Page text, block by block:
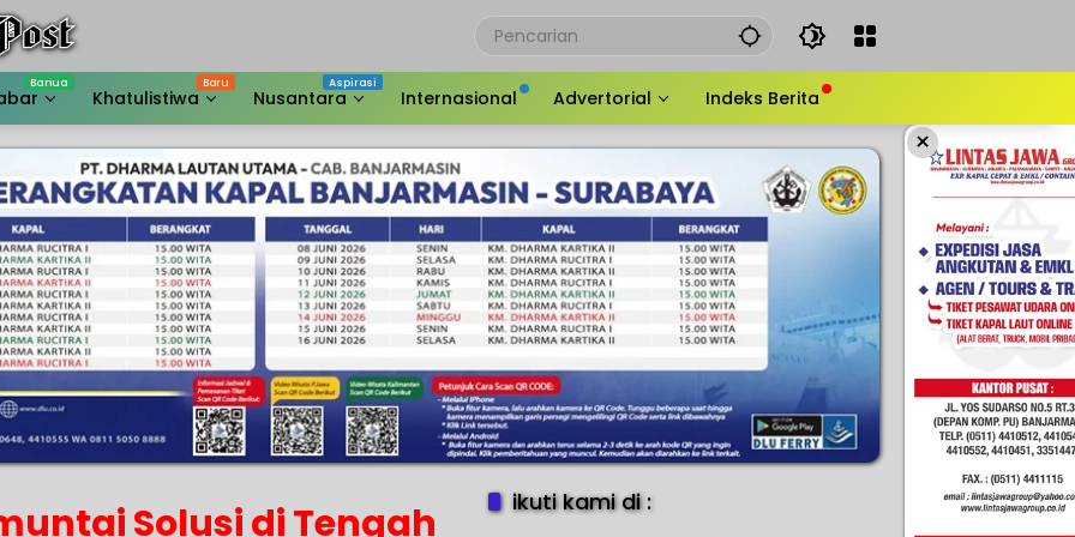
Khatulistiwa Nusantara Internasional Advertorial Indeks Berita
×
Solusi di Tengah
ikuti kami di :